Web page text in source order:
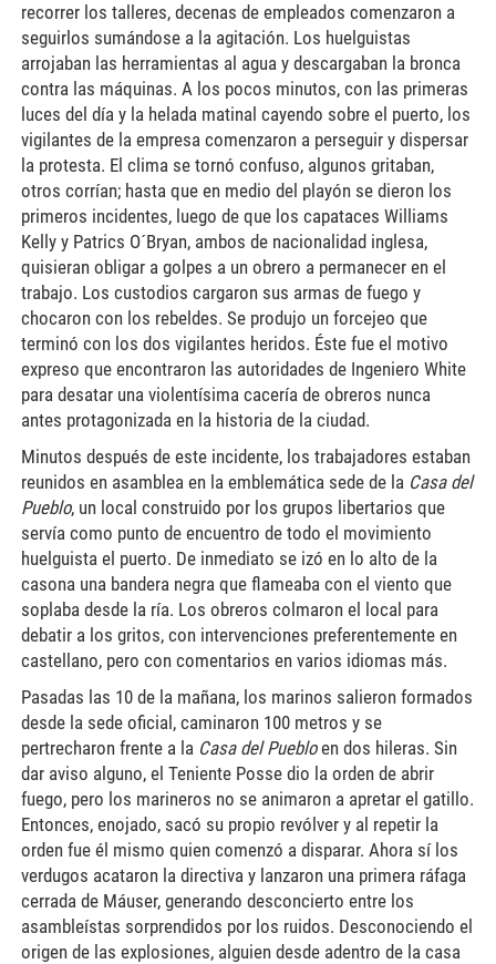
recorrer los talleres, decenas de empleados comenzaron a
seguirlos sumándose a la agitación. Los huelguistas
arrojaban las herramientas al agua y descargaban la bronca
contra las máquinas. A los pocos minutos, con las primeras
luces del día y la helada matinal cayendo sobre el puerto, los
vigilantes de la empresa comenzaron a perseguir y dispersar
la protesta. El clima se tornó confuso, algunos gritaban,
otros corrían; hasta que en medio del playón se dieron los
primeros incidentes, luego de que los capataces Williams
Kelly y Patrics O´Bryan, ambos de nacionalidad inglesa,
quisieran obligar a golpes a un obrero a permanecer en el
trabajo. Los custodios cargaron sus armas de fuego y
chocaron con los rebeldes. Se produjo un forcejeo que
terminó con los dos vigilantes heridos. Éste fue el motivo
expreso que encontraron las autoridades de Ingeniero White
para desatar una violentísima cacería de obreros nunca
antes protagonizada en la historia de la ciudad.
Minutos después de este incidente, los trabajadores estaban
reunidos en asamblea en la emblemática sede de la Casa del
Pueblo, un local construido por los grupos libertarios que
servía como punto de encuentro de todo el movimiento
huelguista el puerto. De inmediato se izó en lo alto de la
casona una bandera negra que flameaba con el viento que
soplaba desde la ría. Los obreros colmaron el local para
debatir a los gritos, con intervenciones preferentemente en
castellano, pero con comentarios en varios idiomas más.
Pasadas las 10 de la mañana, los marinos salieron formados
desde la sede oficial, caminaron 100 metros y se
pertrecharon frente a la Casa del Puebloen dos hileras. Sin
dar aviso alguno, el Teniente Posse dio la orden de abrir
fuego, pero los marineros no se animaron a apretar el gatillo.
Entonces, enojado, sacó su propio revólver y al repetir la
orden fue él mismo quien comenzó a disparar. Ahora sí los
verdugos acataron la directiva y lanzaron una primera ráfaga
cerrada de Máuser, generando desconcierto entre los
asambleístas sorprendidos por los ruidos. Desconociendo el
origen de las explosiones, alguien desde adentro de la casa